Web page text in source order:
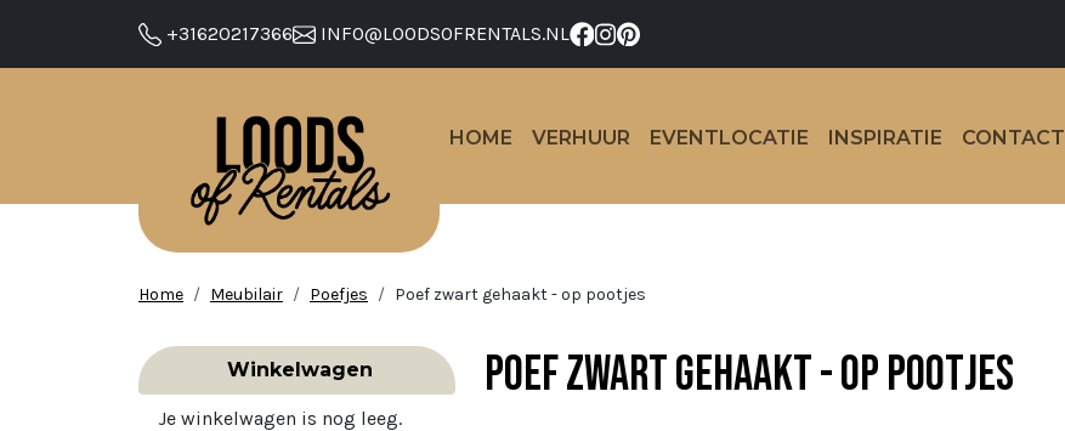
+31620217366 INFO@LOODSOFRENTALS.NL
HOME VERHUUR EVENTLOCATIE INSPIRATIE CONTACT
Home Meubilair Poefjes Poef zwart gehaakt - op pootjes
Winkelwagen
Je winkelwagen is nog leeg.
Poef zwart gehaakt - op pootjes